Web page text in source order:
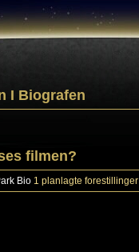
I Biografen
filmen?
Bio 1 planlagte forestillinger